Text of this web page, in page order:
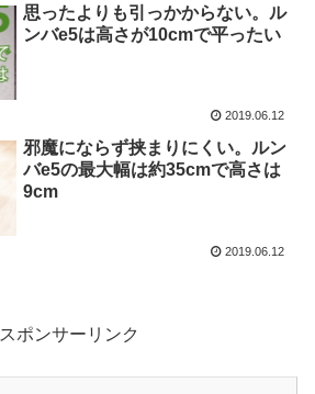
思ったよりも引っかからない。ル
ンバe5は高さが10cmで平ったい
2019.06.12
邪魔にならず挟まりにくい。ルン
バe5の最大幅は約35cmで高さは
9cm
2019.06.12
スポンサーリンク